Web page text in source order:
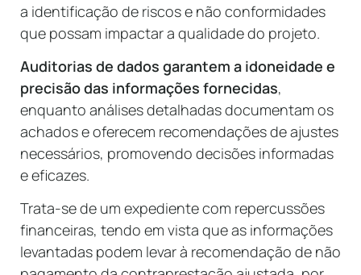
a identificação de riscos e não conformidades
que possam impactar a qualidade do projeto.
Auditorias de dados garantem a idoneidade e
precisão das informações fornecidas,
enquanto análises detalhadas documentam os
achados e oferecem recomendações de ajustes
necessários, promovendo decisões informadas
e eficazes.
Trata-se de um expediente com repercussões
financeiras, tendo em vista que as informações
levantadas podem levar à recomendação de não